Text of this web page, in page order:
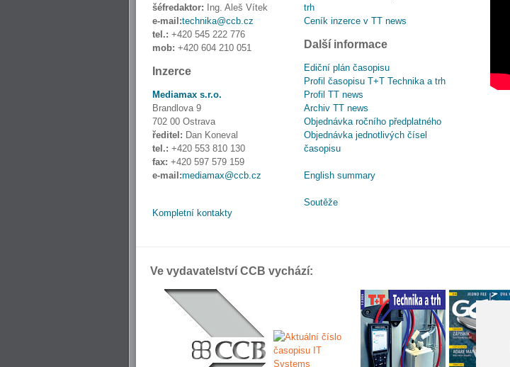
šéfredaktor: Ing. Aleš Vítek
e-mail:technika@ccb.cz
tel.: +420 545 222 776
mob: +420 604 210 051
Inzerce
Mediamax s.r.o.
Brandlova 9
702 00 Ostrava
ředitel: Dan Koneval
tel.: +420 553 810 130
fax: +420 597 579 159
e-mail:mediamax@ccb.cz
Kompletní kontakty
trh
Ceník inzerce v TT news
Další informace
Ediční plán časopisu
Profil časopisu T+T Technika a trh
Profil TT news
Archiv TT news
Objednávka ročního předplatného
Objednávka jednotlivých čísel
časopisu
English summary
Soutěže
Ve vydavatelství CCB vychází: